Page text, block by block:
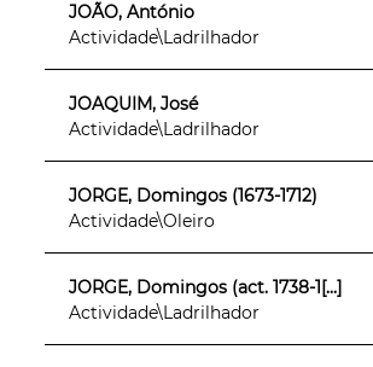
JOÃO, António
Actividade\Ladrilhador
JOAQUIM, José
Actividade\Ladrilhador
JORGE, Domingos (1673-1712)
Actividade\Oleiro
JORGE, Domingos (act. 1738-1[...]
Actividade\Ladrilhador